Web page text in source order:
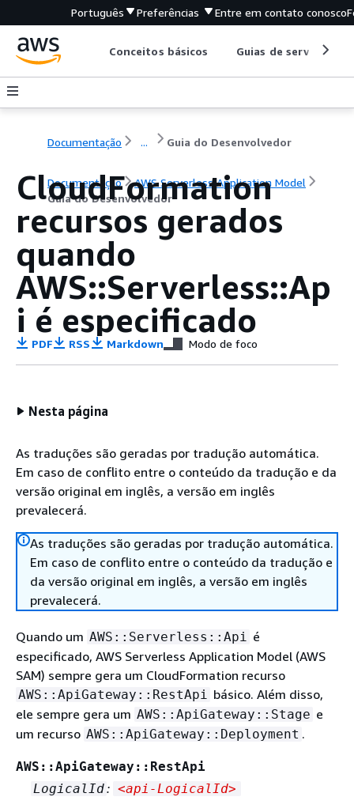
Português Preferências Entre em contato conosco
Conceitos básicos Guias de serviço
Documentação ... Guia do Desenvolvedor
Documentação
AWS Serverless Application Model
Guia do Desenvolvedor
CloudFormation
recursos gerados
quando
AWS::Serverless::Ap
i é especificado
PDF RSS Markdown Modo de foco
Nesta página
As traduções são geradas por tradução automática.
Em caso de conflito entre o conteúdo da tradução e da
versão original em inglês, a versão em inglês
prevalecerá.
As traduções são geradas por tradução automática.
Em caso de conflito entre o conteúdo da tradução e
da versão original em inglês, a versão em inglês
prevalecerá.
Quando um AWS::Serverless::Api é
especificado, AWS Serverless Application Model (AWS
SAM) sempre gera um CloudFormation recurso
AWS::ApiGateway::RestApi básico. Além disso,
ele sempre gera um AWS::ApiGateway::Stage e
um recurso AWS::ApiGateway::Deployment .
AWS::ApiGateway::RestApi
LogicalId: <api‑LogicalId>